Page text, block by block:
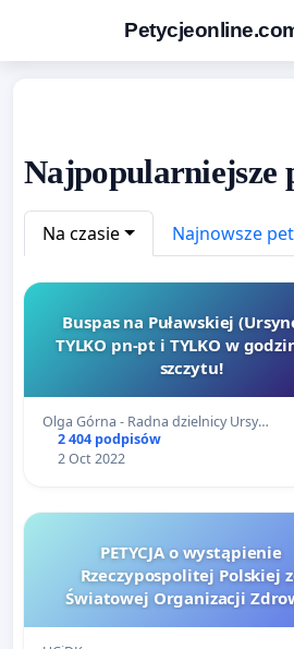
Najpopularniejsze
Na czasie Najnowsze
Buspas na Puławskiej
TYLKO pn-pt i TYLKO w
szczytu!
Olga Górna - Radna dzielnicy Ursy…
2 404 podpisów
2 Oct 2022
PETYCJA o wystąpienie
Rzeczypospolitej Polskiej
Światowej Organizacji
dla przedstawiciela RP przy